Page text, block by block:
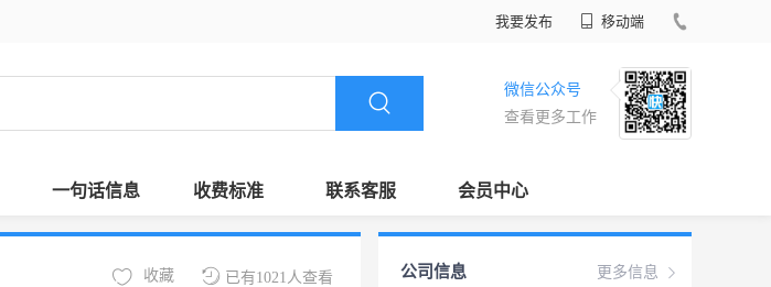
我要发布 移动端
微信公众号
查看更多工作
一句话信息 收费标准 联系客服 会员中心
已有1021人查看
收藏 更多信息
公司信息